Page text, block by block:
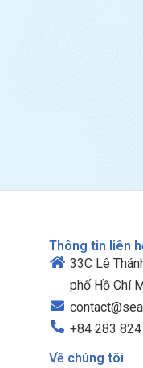
Thông tin liên
33C Lê
phố Hồ Chí
+84 283
Về chúng tôi